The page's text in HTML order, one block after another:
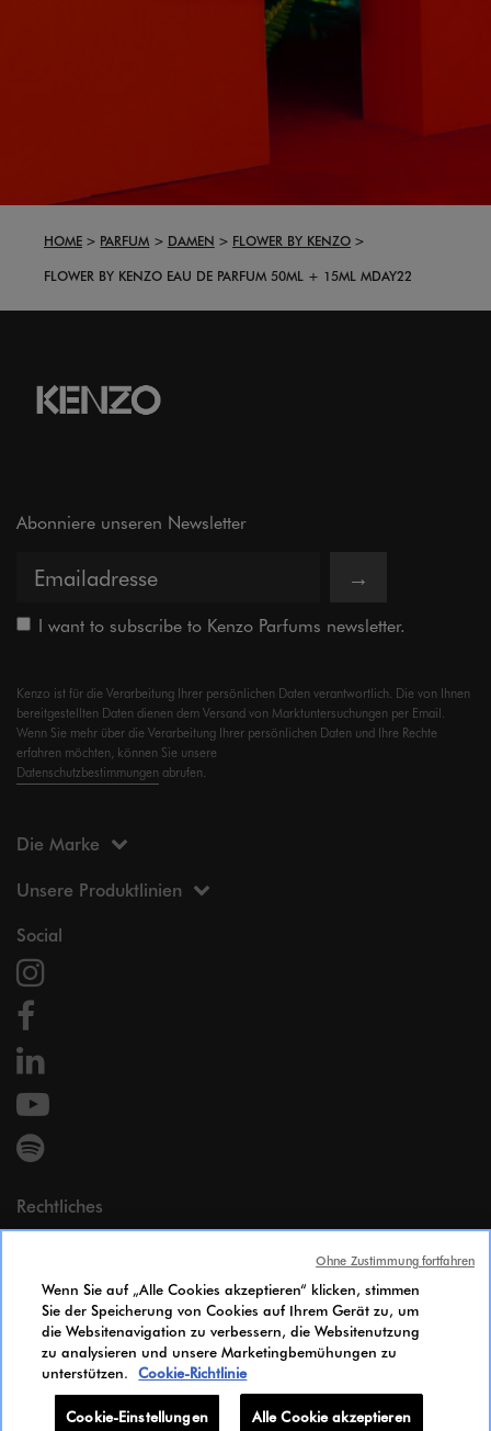
HOME PARFUM DAMEN
FLOWER BY KENZO
FLOWER BY KENZO EAU DE PARFUM 50ML + 15ML MDAY22
Abonniere unseren Newsletter
→
I want to subscribe to Kenzo Parfums newsletter.
Kenzo ist für die Verarbeitung Ihrer persönlichen Daten verantwortlich. Die von Ihnen
bereitgestellten Daten dienen dem Versand von Marktuntersuchungen per Email.
Wenn Sie mehr über die Verarbeitung Ihrer persönlichen Daten und Ihre Rechte
erfahren möchten, können Sie unsere
Datenschutzbestimmungen abrufen.
Die Marke
Unsere Produktlinien
Social
Rechtliches
Impressum
Cookie Policy
Zugänglichkeit
Gleichstellungsindex
Candidates Information Notice
Cookie-Einstellungen
Wenn Sie auf „Alle Cookies akzeptieren“ klicken, stimmen
Sie der Speicherung von Cookies auf Ihrem Gerät zu, um
die Websitenavigation zu verbessern, die Websitenutzung
zu analysieren und unsere Marketingbemühungen zu
unterstützen.
Cookie-Richtlinie
Cookie-Einstellungen Alle Cookie akzeptieren
Ohne Zustimmung fortfahren